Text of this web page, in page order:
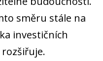
směru stále na
investičních